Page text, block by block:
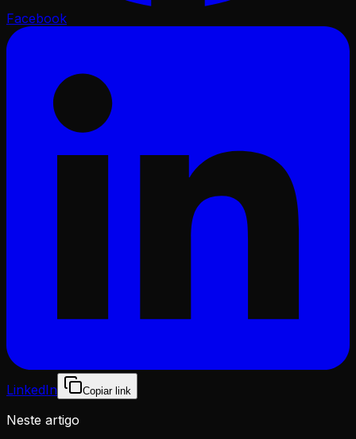
Facebook
LinkedIn Copiar link
Neste artigo